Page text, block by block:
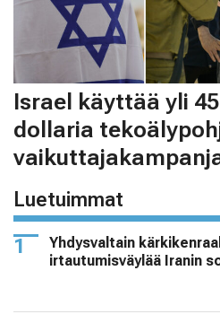
Israel käyttää yli
dollaria
Luetuimmat
Yhdysvaltain
irtautumisväylää Iranin